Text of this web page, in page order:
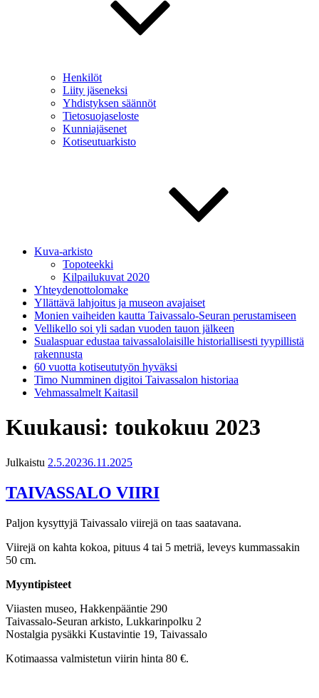
Henkilöt
Liity jäseneksi
Yhdistyksen säännöt
Tietosuojaseloste
Kunniajäsenet
Kotiseutuarkisto
Kuva-arkisto
Topoteekki
Kilpailukuvat 2020
Yhteydenottolomake
Yllättävä lahjoitus ja museon avajaiset
Monien vaiheiden kautta Taivassalo-Seuran perustamiseen
Vellikello soi yli sadan vuoden tauon jälkeen
Sualaspuar edustaa taivassalolaisille historiallisesti tyypillistä
rakennusta
60 vuotta kotiseututyön hyväksi
Timo Numminen digitoi Taivassalon historiaa
Vehmassalmelt Kaitasil
Kuukausi: toukokuu 2023
Julkaistu 2.5.20236.11.2025
TAIVASSALO VIIRI
Paljon kysyttyjä Taivassalo viirejä on taas saatavana.
Viirejä on kahta kokoa, pituus 4 tai 5 metriä, leveys kummassakin
50 cm.
Myyntipisteet
Viiasten museo, Hakkenpääntie 290
Taivassalo-Seuran arkisto, Lukkarinpolku 2
Nostalgia pysäkki Kustavintie 19, Taivassalo
Kotimaassa valmistetun viirin hinta 80 €.